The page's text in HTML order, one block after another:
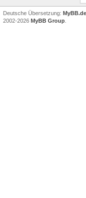
Deutsche Übersetzung: MyBB.de
2002-2026 MyBB Group